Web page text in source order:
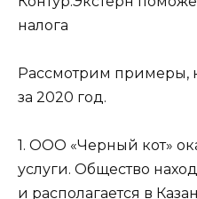
налога
Рассмотрим примеры,
за 2020 год.
1. ООО «Черный кот»
услуги. Общество
и располагается в